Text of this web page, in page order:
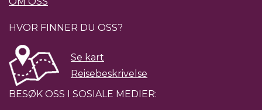
HVOR FINNER DU OSS?
Se kart
Reisebeskrivelse
BESØK OSS I SOSIALE MEDIER: